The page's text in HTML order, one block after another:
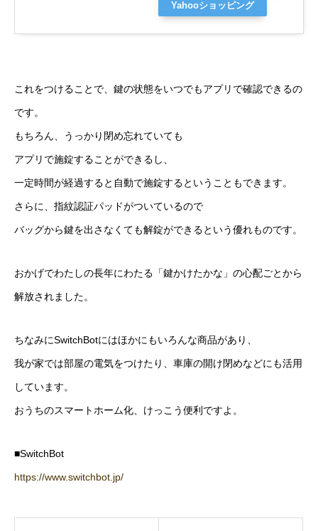
Yahooショッピング
これをつけることで、鍵の状態をいつでもアプリで確認できるの
です。
もちろん、うっかり閉め忘れていても
アプリで施錠することができるし、
一定時間が経過すると自動で施錠するということもできます。
さらに、指紋認証パッドがついているので
バッグから鍵を出さなくても解錠ができるという優れものです。
おかげでわたしの長年にわたる「鍵かけたかな」の心配ごとから
解放されました。
ちなみにSwitchBotにはほかにもいろんな商品があり、
我が家では部屋の電気をつけたり、車庫の開け閉めなどにも活用
しています。
おうちのスマートホーム化、けっこう便利ですよ。
■SwitchBot
https://www.switchbot.jp/